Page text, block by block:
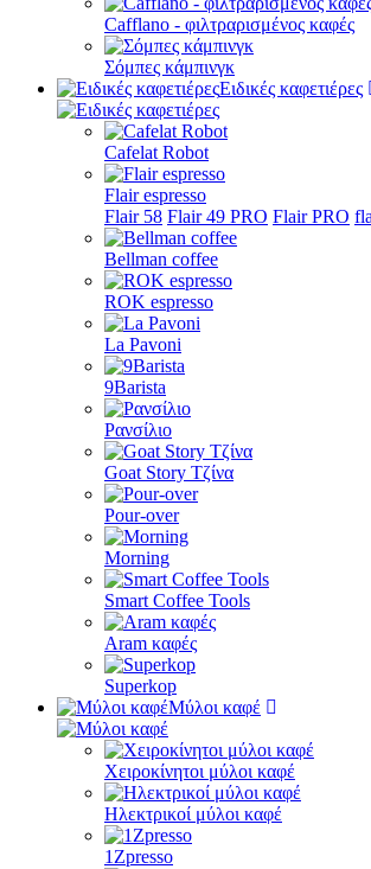
Cafflano - φιλτραρισμένος καφές
Σόμπες κάμπινγκ
Ειδικές καφετιέρες
Cafelat Robot
Flair espresso
Flair 58 Flair 49 PRO Flair PRO
Bellman coffee
ROK espresso
La Pavoni
9Barista
Ρανσίλιο
Goat Story Τζίνα
Pour-over
Morning
Smart Coffee Tools
Aram καφές
Superkop
Μύλοι καφέ
Χειροκίνητοι μύλοι καφέ
Ηλεκτρικοί μύλοι καφέ
1Zpresso